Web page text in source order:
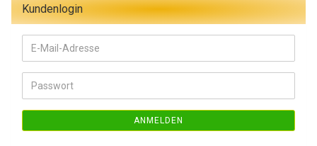
Kundenlogin
E-
Mail-
Adresse
Passwort
ANMELDEN